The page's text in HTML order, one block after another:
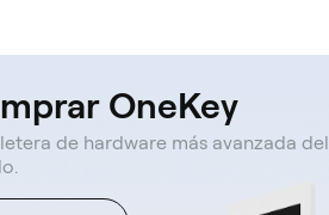
OneKey
de hardware más avanzada del